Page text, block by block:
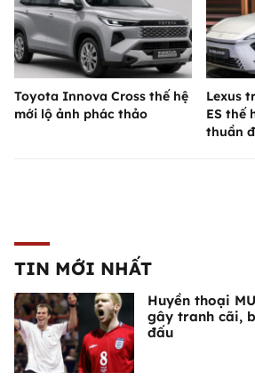
Toyota Innova Cross thế hệ
mới lộ ảnh phác thảo
Lexus
ES thế
thuần
TIN MỚI NHẤT
Huyền thoại
gây tranh cãi,
đấu